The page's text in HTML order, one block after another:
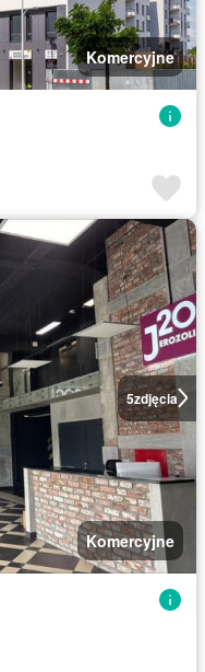
Komercyjne
5zdjęcia
Komercyjne